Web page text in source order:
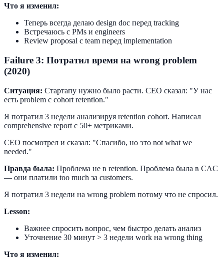
Что я изменил:
Теперь всегда делаю design doc перед tracking
Встречаюсь с PMs и engineers
Review proposal с team перед implementation
Failure 3: Потратил время на wrong problem
(2020)
Ситуация: Стартапу нужно было расти. CEO сказал: "У нас
есть problem с cohort retention."
Я потратил 3 недели анализируя retention cohort. Написал
comprehensive report с 50+ метриками.
CEO посмотрел и сказал: "Спасибо, но это not what we
needed."
Правда была: Проблема не в retention. Проблема была в CAC
— они платили too much за customers.
Я потратил 3 недели на wrong problem потому что не спросил.
Lesson:
Важнее спросить вопрос, чем быстро делать анализ
Уточнение 30 минут > 3 недели work на wrong thing
Что я изменил: